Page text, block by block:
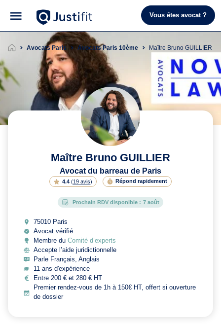
Vous êtes avocat ?
Avocats Paris Avocats Paris 10ème Maître Bruno GUILLIER
Maître Bruno GUILLIER
Avocat du barreau de Paris
4.4 (19 avis) Répond rapidement
Prochain RDV disponible : 7 août
75010 Paris
Avocat vérifié
Membre du Comité d’experts
Accepte l’aide juridictionnelle
Parle Français, Anglais
11 ans d'expérience
Entre 200 € et 280 € HT
Premier rendez-vous de 1h à 150€ HT, offert si ouverture
de dossier